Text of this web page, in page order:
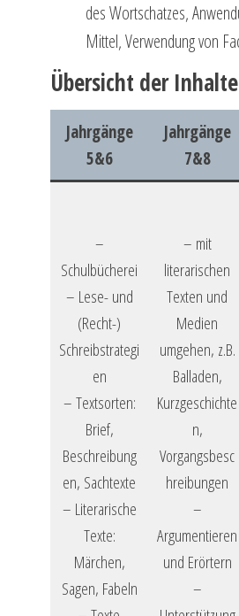
des Wortschatzes,
Mittel, Verwendung von
Übersicht der Inhalte
Jahrgänge
5&6
Jahrgänge
7&8
–
Schulbücherei
– Lese- und
(Recht-)
Schreibstrategi
en
– Textsorten:
Brief,
Beschreibung
en, Sachtexte
– Literarische
Texte:
Märchen,
Sagen, Fabeln
– mit
literarischen
Texten und
Medien
umgehen, z.B.
Balladen,
Kurzgeschichte
n,
Vorgangsbesc
hreibungen
–
Argumentieren
und Erörtern
–